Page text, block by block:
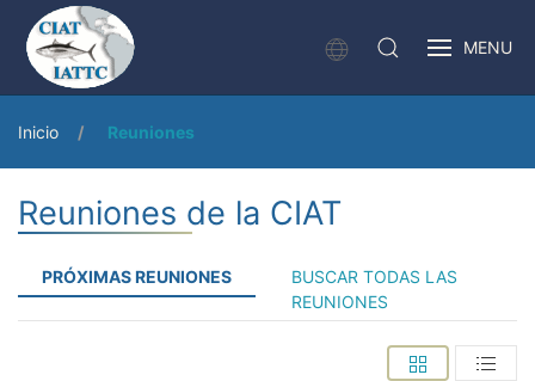
MENU
Inicio Reuniones
Reuniones de la CIAT
PRÓXIMAS REUNIONES
BUSCAR TODAS LAS
REUNIONES